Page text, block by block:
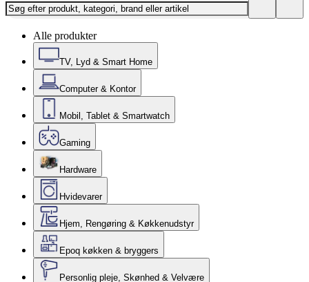
Alle produkter
TV, Lyd & Smart Home
Computer & Kontor
Mobil, Tablet & Smartwatch
Gaming
Hardware
Hvidevarer
Hjem, Rengøring & Køkkenudstyr
Epoq køkken & bryggers
Personlig pleje, Skønhed & Velvære